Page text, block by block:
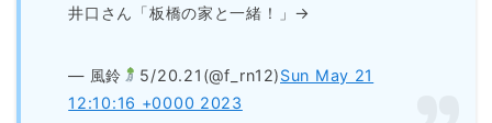
井口さん「板橋の家と一緒！」→
— 風鈴 5/20.21(@f_rn12)Sun May 21
12:10:16 +0000 2023